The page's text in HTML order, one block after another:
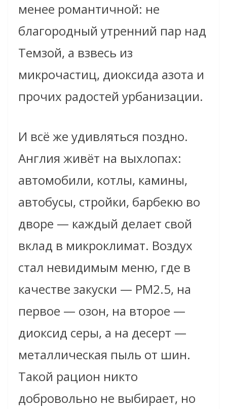
менее романтичной: не
благородный утренний пар над
Темзой, а взвесь из
микрочастиц, диоксида азота и
прочих радостей урбанизации.
И всё же удивляться поздно.
Англия живёт на выхлопах:
автомобили, котлы, камины,
автобусы, стройки, барбекю во
дворе — каждый делает свой
вклад в микроклимат. Воздух
стал невидимым меню, где в
качестве закуски — PM2.5, на
первое — озон, на второе —
диоксид серы, а на десерт —
металлическая пыль от шин.
Такой рацион никто
добровольно не выбирает, но